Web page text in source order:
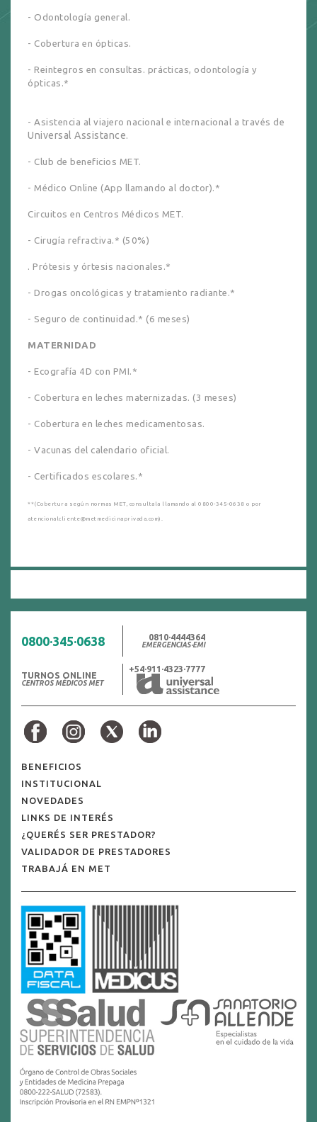
- Odontología general.
- Cobertura en ópticas.
- Reintegros en consultas. prácticas, odontología y
ópticas.*
- Asistencia al viajero nacional e internacional a través de
Universal Assistance.
- Club de beneficios MET.
- Médico Online (App llamando al doctor).*
Circuitos en Centros Médicos MET.
- Cirugía refractiva.* (50%)
. Prótesis y órtesis nacionales.*
- Drogas oncológicas y tratamiento radiante.*
- Seguro de continuidad.* (6 meses)
MATERNIDAD
- Ecografía 4D con PMI.*
- Cobertura en leches maternizadas. (3 meses)
- Cobertura en leches medicamentosas.
- Vacunas del calendario oficial.
- Certificados escolares.*
**(Cobertura según normas MET, consultala llamando al 0800-345-0638 o por
atencionalcliente@metmedicinaprivada.com).
0800·345·0638 0810·4444364
EMERGENCIAS·EMI
TURNOS ONLINE
CENTROS MÉDICOS MET
+54·911·4323·7777
BENEFICIOS
INSTITUCIONAL
NOVEDADES
LINKS DE INTERÉS
¿QUERÉS SER PRESTADOR?
VALIDADOR DE PRESTADORES
TRABAJÁ EN MET